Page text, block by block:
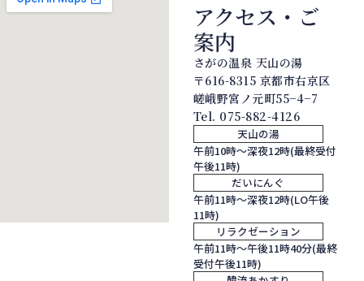
アクセス・ご
案内
さがの温泉 天山の湯
〒616-8315 京都市右京区
嵯峨野宮ノ元町55−4−7
Tel. 075-882-4126
天山の湯
午前10時～深夜12時(最終受付
午後11時)
だいにんぐ
午前11時～深夜12時(LO午後
11時)
リラクゼーション
午前11時～午後11時40分(最終
受付午後11時)